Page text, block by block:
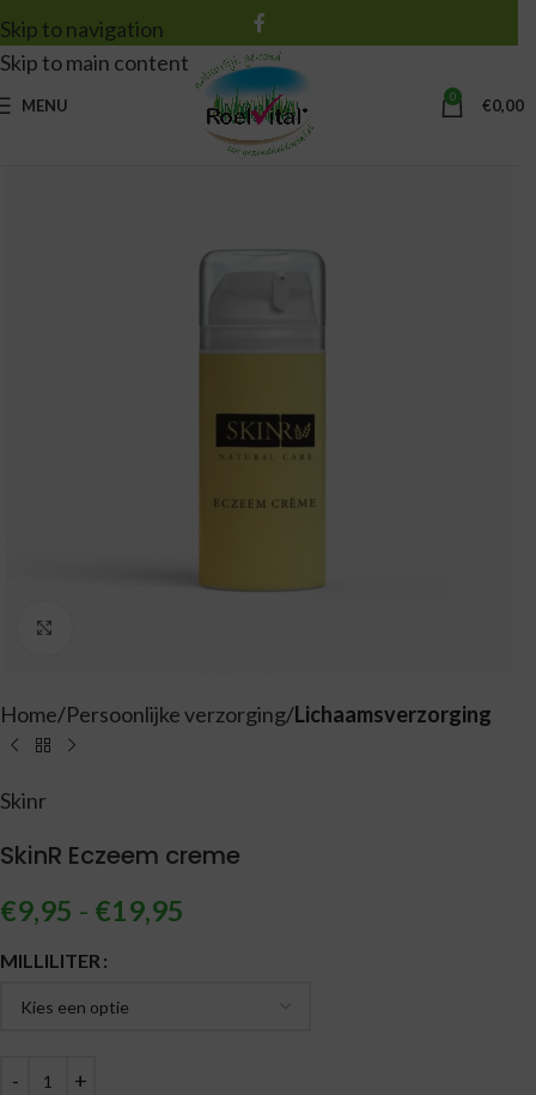
Skip to navigation
Skip to main content
MENU 0 €0,00
Home Persoonlijke verzorging Lichaamsverzorging
Skinr
SkinR Eczeem creme
€9,95 - €19,95
MILLILITER
Alternative: